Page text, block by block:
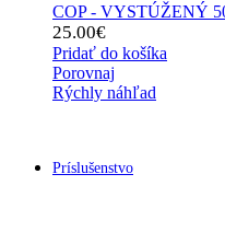
COP - VYSTÚŽENÝ
25.00€
Pridať do košíka
Porovnaj
Rýchly náhľad
Príslušenstvo